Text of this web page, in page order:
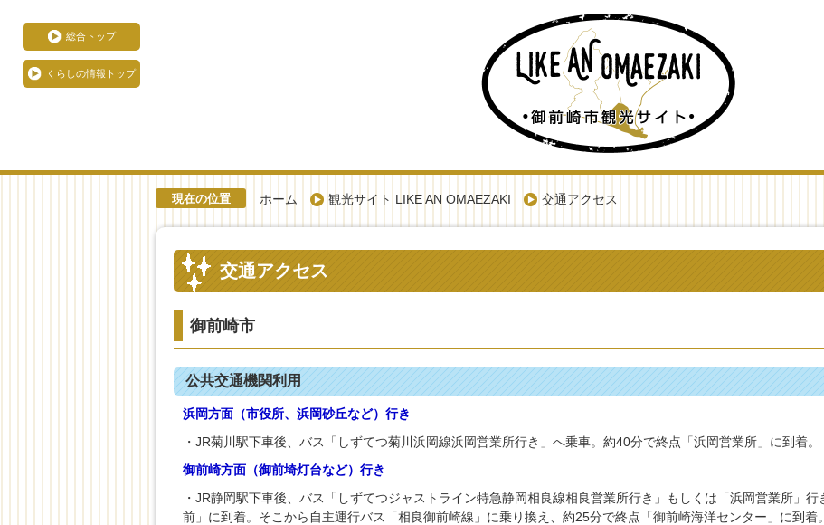
総合トップ
くらしの情報トップ
現在の位置 ホーム 観光サイト LIKE AN OMAEZAKI 交通アクセス
交通アクセス
御前崎市
公共交通機関利用
浜岡方面（市役所、浜岡砂丘など）行き
・JR菊川駅下車後、バス「しずてつ菊川浜岡線浜岡営業所行き」へ乗車。約40分で終点「浜岡営業所」に到着。
御前崎方面（御前埼灯台など）行き
・JR静岡駅下車後、バス「しずてつジャストライン特急静岡相良線相良営業所行き」もしくは「浜岡営業所」
前」に到着。そこから自主運行バス「相良御前崎線」に乗り換え、約25分で終点「御前崎海洋センター」に到着。